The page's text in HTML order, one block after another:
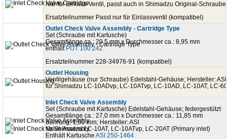
Nur für Einlass-Ventil, passt auch in Shimadzu Original-Schraube
Ersatzteilnummer Passt nur für Einlassventil (kompatibel)
Outlet Check Valve Assembly - Cartridge Type
Set (Schraube mit Kartusche)
Gesamtlänge ca.: 20,5 mm x Durchmesser ca.: 8,95 mm
enthält PUT 100.242
Ersatzteilnummer 228-34976-91 (kompatibel)
Outlet Housing
Ventilgehäuse (nur Schraube) Edelstahl-Gehäuse; Hersteller: ASI
für Shimadzu LC-10ADvp, LC-10ATvp, LC-10AD, LC-10AT, LC-
Inlet Check Valve Assembly
Set (Schraube mit Kartusche) Edelstahl-Gehäuse; federgestützt
Gesamtlänge ca.: 27,0 mm x Durchmesser ca.: 11,85 mm
Bohrung: 1,60 mm; Hersteller: ASI
für Shimadzu LC-10AT, LC-10ATvp, LC-20AT (Primary inlet)
Enthält Kartusche ASI 250-1464